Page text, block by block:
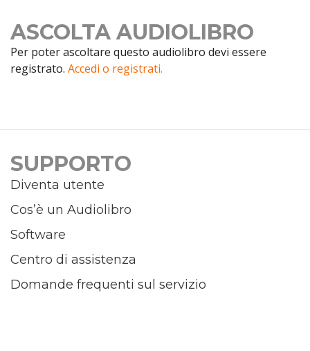
ASCOLTA AUDIOLIBRO
Per poter ascoltare questo audiolibro devi essere
registrato. Accedi o registrati.
SUPPORTO
Diventa utente
Cos’è un Audiolibro
Software
Centro di assistenza
Domande frequenti sul servizio